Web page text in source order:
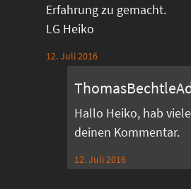
Erfahrung zu gemacht.
LG Heiko
12. Juli 2016
Hallo Heiko, hab
deinen Kommentar.
12. Juli 2016